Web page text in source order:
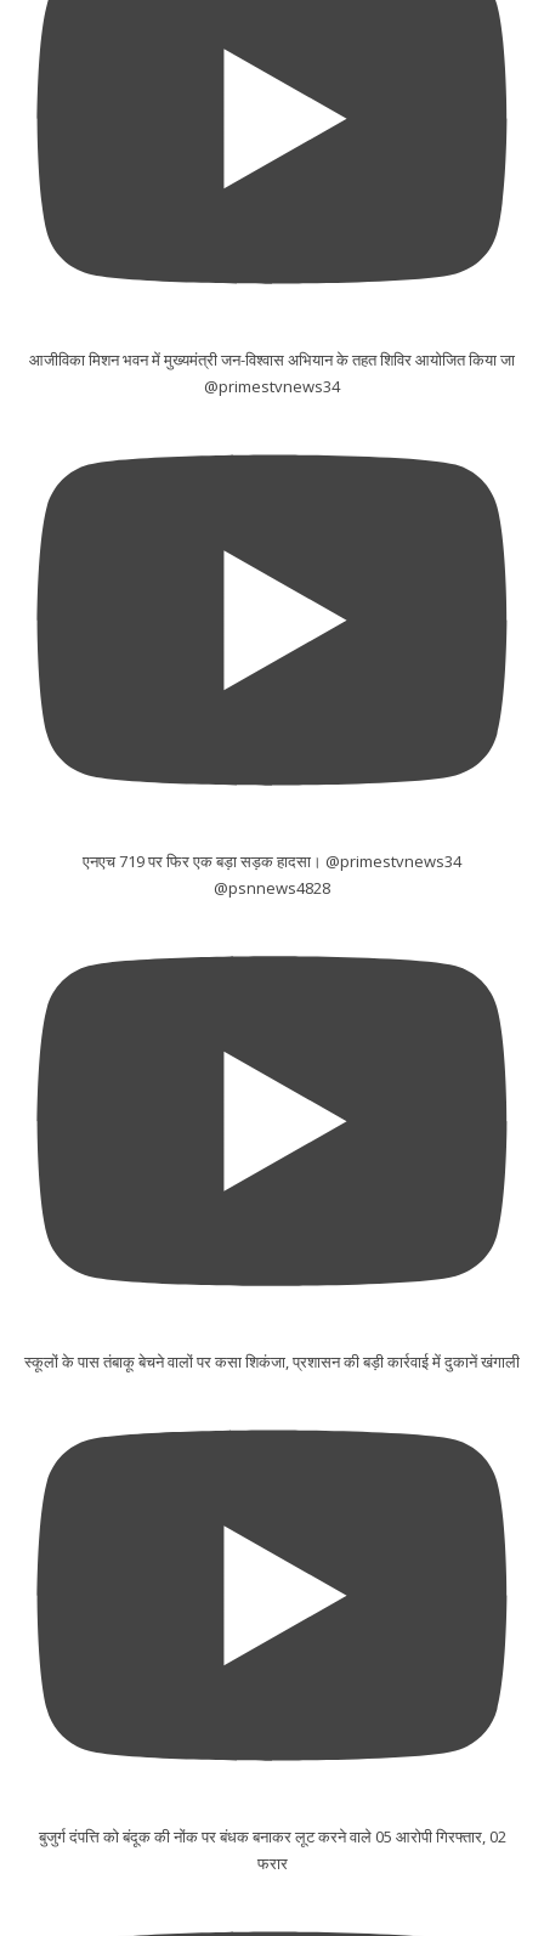
आजीविका मिशन भवन में मुख्यमंत्री जन-विश्वास अभियान के तहत शिविर आयोजित किया जा
@primestvnews34
एनएच 719 पर फिर एक बड़ा सड़क हादसा। @primestvnews34
@psnnews4828
स्कूलों के पास तंबाकू बेचने वालों पर कसा शिकंजा, प्रशासन की बड़ी कार्रवाई में दुकानें खंगाली
बुजुर्ग दंपत्ति को बंदूक की नोंक पर बंधक बनाकर लूट करने वाले 05 आरोपी गिरफ्तार, 02
फरार